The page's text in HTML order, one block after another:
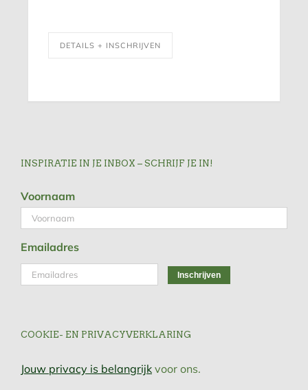
DETAILS + INSCHRIJVEN
INSPIRATIE IN JE INBOX – SCHRIJF JE IN!
Voornaam
Emailadres
COOKIE- EN PRIVACYVERKLARING
Jouw privacy is belangrijk voor ons.